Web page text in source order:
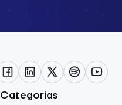
Categorias